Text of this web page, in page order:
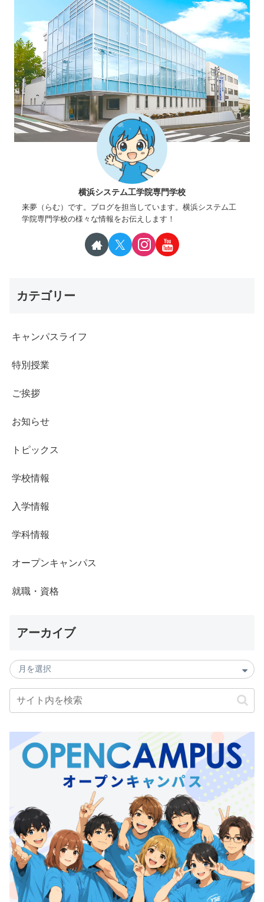
横浜システム工学院専門学校
来夢（らむ）です。ブログを担当しています。横浜システム工
学院専門学校の様々な情報をお伝えします！
カテゴリー
キャンパスライフ
特別授業
ご挨拶
お知らせ
トピックス
学校情報
入学情報
学科情報
オープンキャンパス
就職・資格
アーカイブ